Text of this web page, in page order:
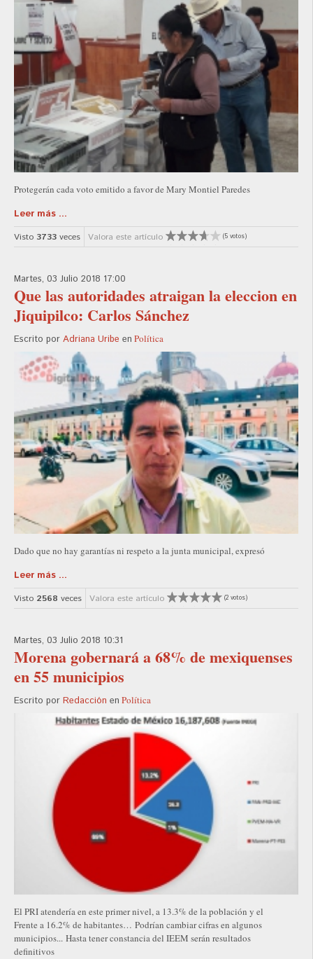
Protegerán cada voto emitido a favor de Mary Montiel Paredes
Leer más ...
Visto 3733 veces Valora este artículo (5 votos)
Martes, 03 Julio 2018 17:00
Que las autoridades atraigan la eleccion en
Jiquipilco: Carlos Sánchez
Escrito por Adriana Uribe en Política
Dado que no hay garantías ni respeto a la junta municipal, expresó
Leer más ...
Visto 2568 veces Valora este artículo (2 votos)
Martes, 03 Julio 2018 10:31
Morena gobernará a 68% de mexiquenses
en 55 municipios
Escrito por Redacción en Política
El PRI atendería en este primer nivel, a 13.3% de la población y el
Frente a 16.2% de habitantes… Podrían cambiar cifras en algunos
municipios... Hasta tener constancia del IEEM serán resultados
definitivos